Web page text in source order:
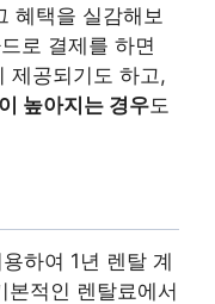
혜택을 실감해보
로 결제를 하면
제공되기도 하고,
높아지는 경우도
하여 1년 렌탈 계
본적인 렌탈료에서